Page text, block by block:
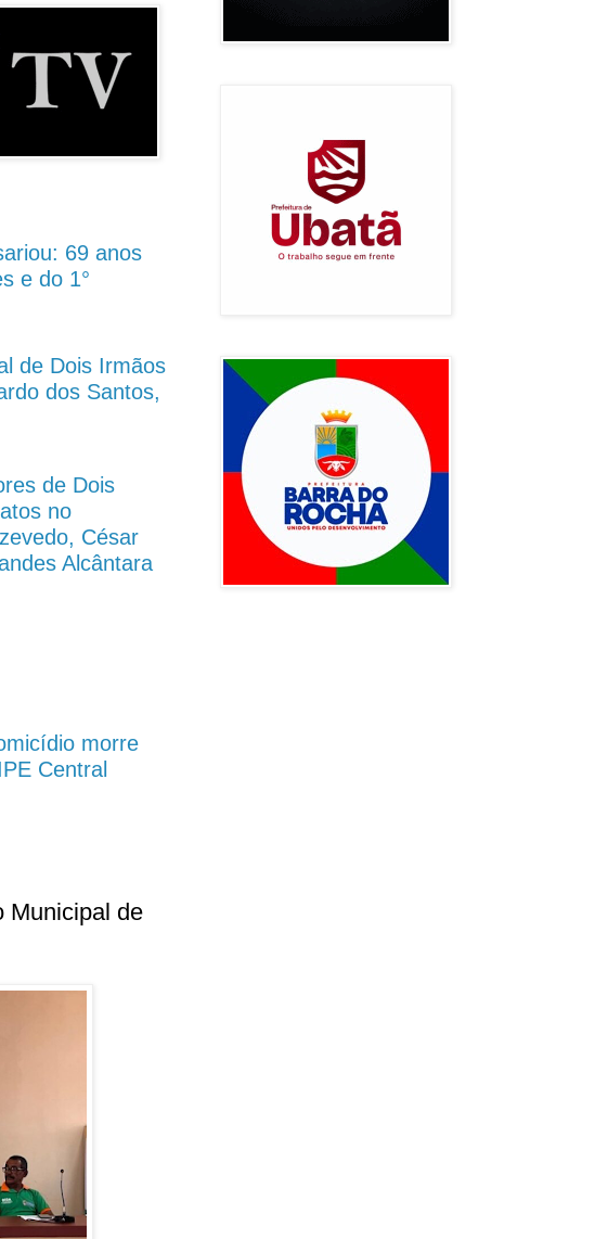
69 anos
e do 1°
de Dois Irmãos
dos Santos,
de Dois
no
César
Alcântara
morre
Central
Municipal de